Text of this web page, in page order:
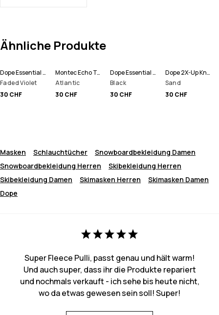
Ähnliche Produkte
Dope Essential Skisocken
Faded Violet
30 CHF
Montec Echo Tube Schlauchtuch
Atlantic
30 CHF
Dope Essential Skisocken
Black
30 CHF
Dope 2X-Up Knitted Schlauchtuch
Sand
30 CHF
Masken Schlauchtücher
Snowboardbekleidung Damen
Snowboardbekleidung Herren
Skibekleidung Herren
Skibekleidung Damen
Skimasken Herren
Skimasken Damen
Dope
Super Fleece Pulli, passt genau und hält warm!
Und auch super, dass ihr die Produkte repariert
und nochmals verkauft - ich sehe bis heute nicht,
wo da etwas gewesen sein soll! Super!